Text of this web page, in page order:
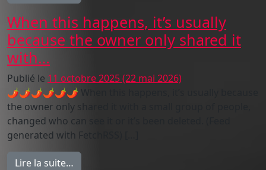
When this happens, it’s usually
because the owner only shared it
with…
Publié le 11 octobre 2025(22 mai 2026)
🌶🌶🌶🌶🌶🌶 When this happens, it’s usually because
the owner only shared it with a small group of people,
changed who can see it or it’s been deleted. (Feed
generated with FetchRSS) […]
Lire la suite…